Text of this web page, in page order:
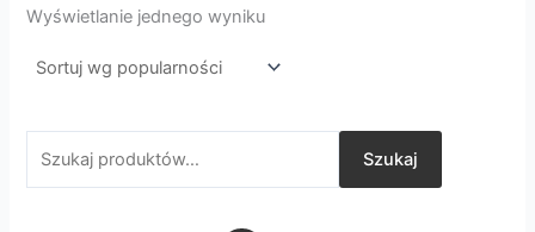
Wyświetlanie jednego wyniku
Szukaj